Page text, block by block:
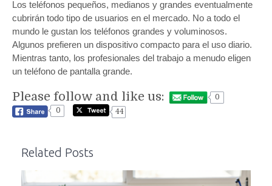
Los teléfonos pequeños, medianos y grandes eventualmente
cubrirán todo tipo de usuarios en el mercado. No a todo el
mundo le gustan los teléfonos grandes y voluminosos.
Algunos prefieren un dispositivo compacto para el uso diario.
Mientras tanto, los profesionales del trabajo a menudo eligen
un teléfono de pantalla grande.
Please follow and like us:
0
0
44
Related Posts